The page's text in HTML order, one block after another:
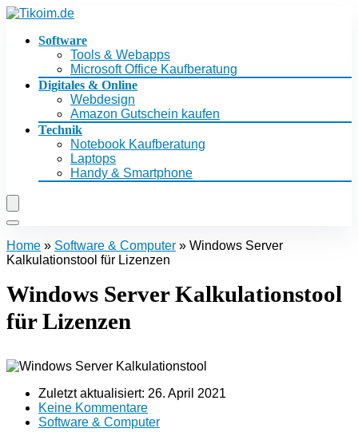
Software
Tools & Webapps
Microsoft Office Kaufberatung
Digitales & Online
Webdesign
Amazon Gutschein kaufen
Technik
Notebook Kaufberatung
Laptops
Handy & Smartphone
Home » Software & Computer » Windows Server
Kalkulationstool für Lizenzen
Windows Server Kalkulationstool
für Lizenzen
Zuletzt aktualisiert: 26. April 2021
Keine Kommentare
Software & Computer